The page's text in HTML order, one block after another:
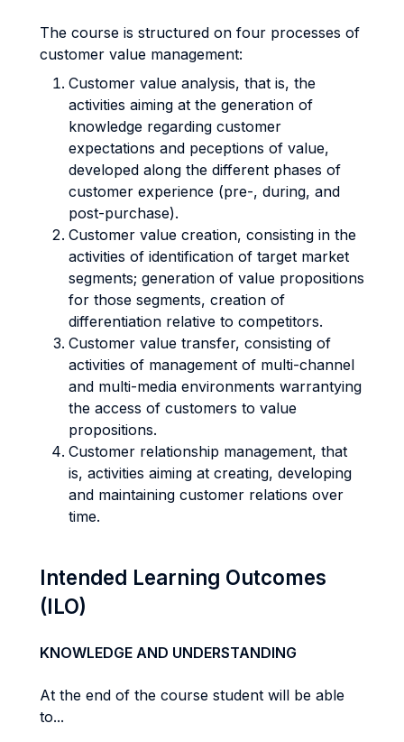
The course is structured on four processes of
customer value management:
Customer value analysis, that is, the
activities aiming at the generation of
knowledge regarding customer
expectations and peceptions of value,
developed along the different phases of
customer experience (pre-, during, and
post-purchase).
Customer value creation, consisting in the
activities of identification of target market
segments; generation of value propositions
for those segments, creation of
differentiation relative to competitors.
Customer value transfer, consisting of
activities of management of multi-channel
and multi-media environments warrantying
the access of customers to value
propositions.
Customer relationship management, that
is, activities aiming at creating, developing
and maintaining customer relations over
time.
Intended Learning Outcomes
(ILO)
KNOWLEDGE AND UNDERSTANDING
At the end of the course student will be able
to...